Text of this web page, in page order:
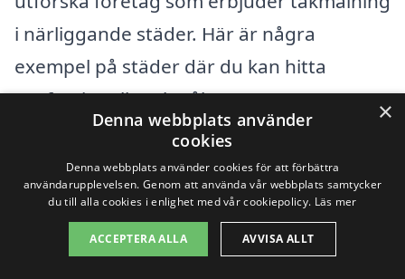
i närliggande städer. Här är några
exempel på städer där du kan hitta
professionella takmålare:
Aneby
Hagshult
×
Denna webbplats använder
cookies
Denna webbplats använder cookies för att förbättra
användarupplevelsen. Genom att använda vår webbplats samtycker
du till alla cookies i enlighet med vår cookiepolicy. Läs mer
ACCEPTERA ALLA AVVISA ALLT